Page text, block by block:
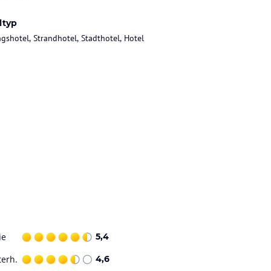
Strandhotel, Stadthotel, Hotel
5,4
4,6